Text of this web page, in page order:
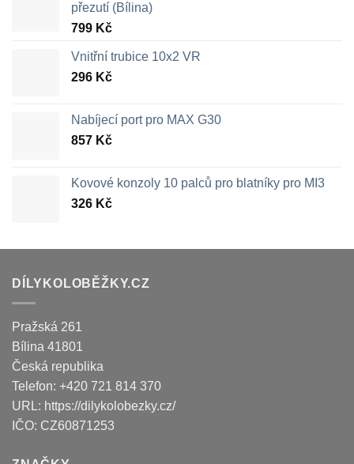
přezutí (Bílina)
799 Kč
Vnitřní trubice 10x2 VR
296 Kč
Nabíjecí port pro MAX G30
857 Kč
Kovové konzoly 10 palců pro blatníky pro MI3
326 Kč
DÍLYKOLOBĚŽKY.CZ
Pražská 261
Bílina 41801
Česká republika
Telefon: +420 721 814 370
URL: https://dilykolobezky.cz/
IČO: CZ60871253